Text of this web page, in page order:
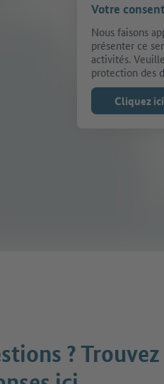
Votre
Nous faisons
présenter ce
activités.
protection des
Cliquez
? Trouvez